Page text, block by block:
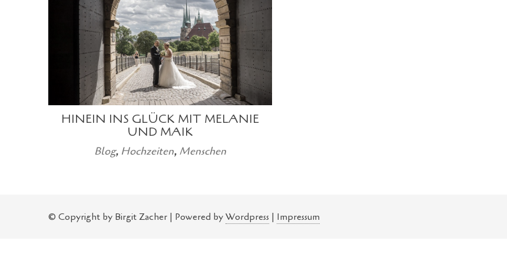
HINEIN INS GLÜCK MIT MELANIE
UND MAIK
Blog, Hochzeiten, Menschen
© Copyright by Birgit Zacher | Powered byWordpress | Impressum